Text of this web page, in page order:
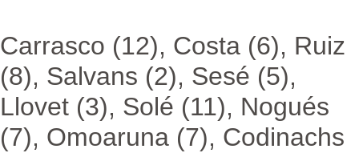
Carrasco (12), Costa (6), Ruiz
(8), Salvans (2), Sesé (5),
Llovet (3), Solé (11), Nogués
(7), Omoaruna (7), Codinachs